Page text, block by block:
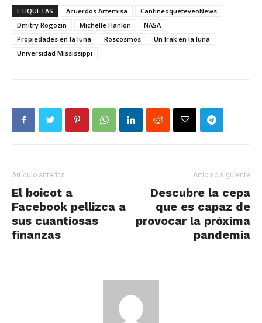
ETIQUETAS Acuerdos Artemisa
CantineoqueteveoNews
Dmitry Rogozin
Michelle Hanlon
NASA
Propiedades en la luna
Roscosmos
Un Irak en la luna
Universidad Mississippi
Artículo anterior
El boicot a
Facebook pellizca a
sus cuantiosas
finanzas
Artículo siguiente
Descubre la cepa
que es capaz de
provocar la próxima
pandemia